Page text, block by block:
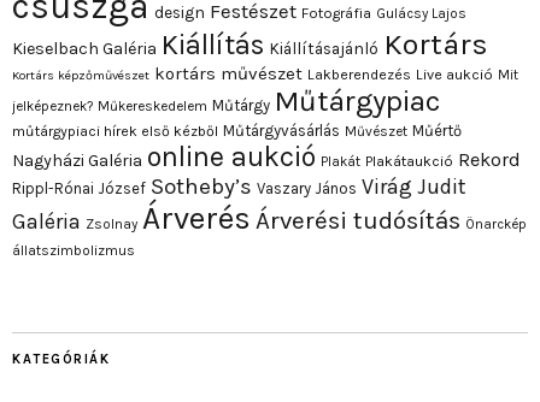
design Festészet Fotográfia Gulácsy Lajos
Kieselbach Galéria Kiállítás Kiállításajánló Kortárs
Kortárs képzőművészet kortárs művészet Lakberendezés Live aukció Mit
jelképeznek? Műkereskedelem Műtárgy Műtárgypiac
műtárgypiaci hírek első kézből Műtárgyvásárlás Művészet Műértő
Nagyházi Galéria online aukció Plakát Plakátaukció Rekord
Rippl-Rónai József Sotheby’s Vaszary János Virág Judit
Galéria Zsolnay Árverés Árverési tudósítás Önarckép
állatszimbolizmus
KATEGÓRIÁK